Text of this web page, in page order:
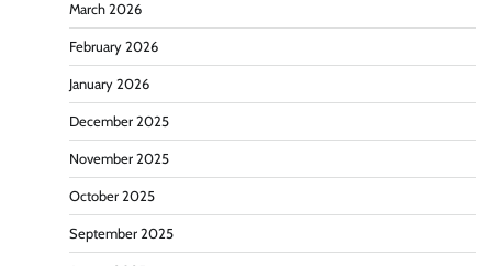
March 2026
February 2026
January 2026
December 2025
November 2025
October 2025
September 2025